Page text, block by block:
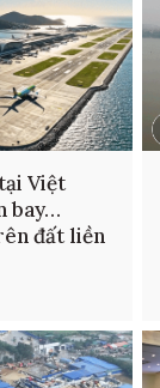
Việt
bay…
đất liền